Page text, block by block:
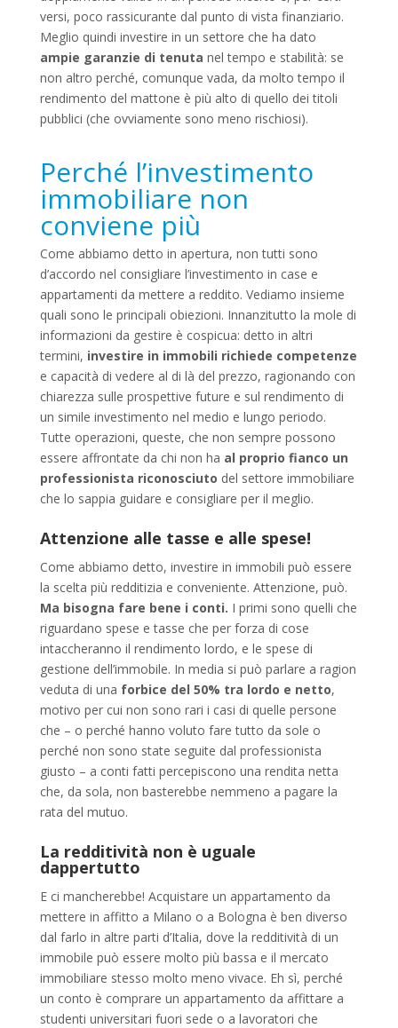
versi, poco rassicurante dal punto di vista finanziario.
Meglio quindi investire in un settore che ha dato
ampie garanzie di tenuta nel tempo e stabilità: se
non altro perché, comunque vada, da molto tempo il
rendimento del mattone è più alto di quello dei titoli
pubblici (che ovviamente sono meno rischiosi).
Perché l’investimento
immobiliare non
conviene più
Come abbiamo detto in apertura, non tutti sono
d’accordo nel consigliare l’investimento in case e
appartamenti da mettere a reddito. Vediamo insieme
quali sono le principali obiezioni. Innanzitutto la mole di
informazioni da gestire è cospicua: detto in altri
termini, investire in immobili richiede competenze
e capacità di vedere al di là del prezzo, ragionando con
chiarezza sulle prospettive future e sul rendimento di
un simile investimento nel medio e lungo periodo.
Tutte operazioni, queste, che non sempre possono
essere affrontate da chi non ha al proprio fianco un
professionista riconosciuto del settore immobiliare
che lo sappia guidare e consigliare per il meglio.
Attenzione alle tasse e alle spese!
Come abbiamo detto, investire in immobili può essere
la scelta più redditizia e conveniente. Attenzione, può.
Ma bisogna fare bene i conti. I primi sono quelli che
riguardano spese e tasse che per forza di cose
intaccheranno il rendimento lordo, e le spese di
gestione dell’immobile. In media si può parlare a ragion
veduta di una forbice del 50% tra lordo e netto,
motivo per cui non sono rari i casi di quelle persone
che – o perché hanno voluto fare tutto da sole o
perché non sono state seguite dal professionista
giusto – a conti fatti percepiscono una rendita netta
che, da sola, non basterebbe nemmeno a pagare la
rata del mutuo.
La redditività non è uguale
dappertutto
E ci mancherebbe! Acquistare un appartamento da
mettere in affitto a Milano o a Bologna è ben diverso
dal farlo in altre parti d’Italia, dove la redditività di un
immobile può essere molto più bassa e il mercato
immobiliare stesso molto meno vivace. Eh sì, perché
un conto è comprare un appartamento da affittare a
studenti universitari fuori sede o a lavoratori che